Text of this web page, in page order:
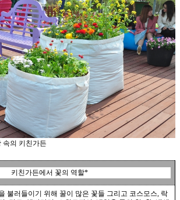
속의 키친가든
키친가든에서 꽃의 역할*
불러들이기 위해 꿀이 많은 꽃들 그리고 코스모스 락